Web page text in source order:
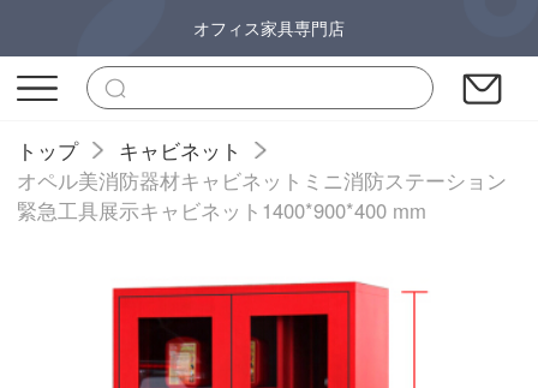
オフィス家具専門店
トップ
キャビネット
オペル美消防器材キャビネットミニ消防ステーション
緊急工具展示キャビネット1400*900*400 mm